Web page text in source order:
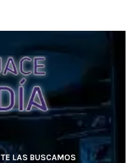
TE LAS BUSCAMOS